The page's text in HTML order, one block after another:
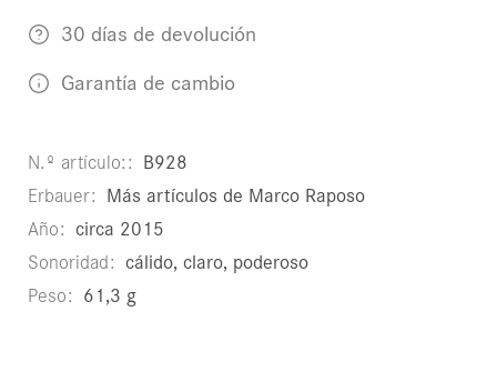
30 días de devolución
Garantía de cambio
N.º artículo: B928
Erbauer Más artículos de Marco Raposo
Año circa 2015
Sonoridad cálido, claro, poderoso
Peso 61,3 g